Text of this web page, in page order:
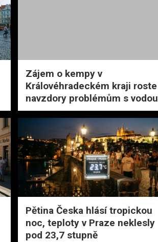
Zájem o kempy v
Královéhradeckém kraji roste
navzdory problémům s vodou
Pětina Česka hlásí tropickou
noc, teploty v Praze neklesly
pod 23,7 stupně